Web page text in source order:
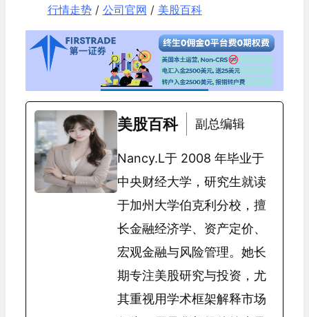
行情走势/ 公司官网 / 美股百科
美股百科 副总编辑
Nancy.L于 2008 年毕业于
中央财经大学，研究生就读
于加州大学伯克利分校，擅
长金融经济学、资产定价、
宏观金融与风险管理。她长
期专注美股研究与投资，尤
其重视用学术框架解释市场